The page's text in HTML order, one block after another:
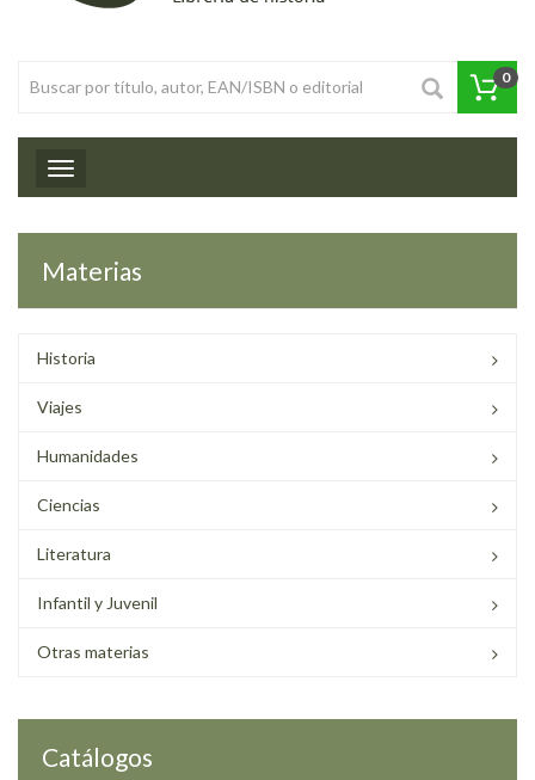
0
Toggle navigation
Materias
Historia
Viajes
Humanidades
Ciencias
Literatura
Infantil y Juvenil
Otras materias
Catálogos